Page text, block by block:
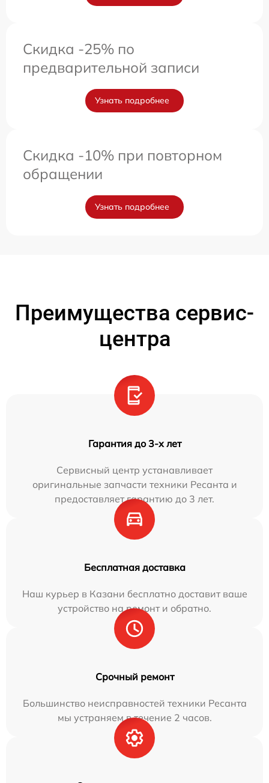
Скидка -25% по
предварительной записи
Узнать подробнее
Скидка -10% при повторном
обращении
Узнать подробнее
Преимущества сервис-
центра
Гарантия до 3-х лет
Сервисный центр устанавливает
оригинальные запчасти техники Ресанта и
предоставляет гарантию до 3 лет.
Бесплатная доставка
Наш курьер в Казани бесплатно доставит ваше
устройство на ремонт и обратно.
Срочный ремонт
Большинство неисправностей техники Ресанта
мы устраняем в течение 2 часов.